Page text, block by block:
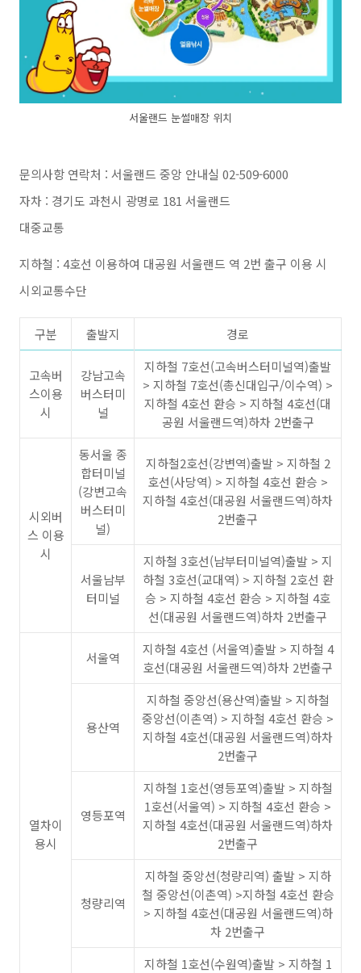
서울랜드 눈썰매장 위치
문의사항 연락처 : 서울랜드 중앙 안내실 02-509-6000
자차 : 경기도 과천시 광명로 181 서울랜드
대중교통
지하철 : 4호선 이용하여 대공원 서울랜드 역 2번 출구 이용 시
시외교통수단
구분 출발지 경로
고속버
스이용
시
강남고속
버스터미
널
지하철 7호선(고속버스터미널역)출발
> 지하철 7호선(총신대입구/이수역) >
지하철 4호선 환승 > 지하철 4호선(대
공원 서울랜드역)하차 2번출구
시외버
스 이용
시
동서울 종
합터미널
(강변고속
버스터미
널)
지하철2호선(강변역)출발 > 지하철 2
호선(사당역) > 지하철 4호선 환승 >
지하철 4호선(대공원 서울랜드역)하차
2번출구
서울남부
터미널
지하철 3호선(남부터미널역)출발 > 지
하철 3호선(교대역) > 지하철 2호선 환
승 > 지하철 4호선 환승 > 지하철 4호
선(대공원 서울랜드역)하차 2번출구
열차이
용시
서울역
지하철 4호선 (서울역)출발 > 지하철 4
호선(대공원 서울랜드역)하차 2번출구
용산역
지하철 중앙선(용산역)출발 > 지하철
중앙선(이촌역) > 지하철 4호선 환승 >
지하철 4호선(대공원 서울랜드역)하차
2번출구
영등포역
지하철 1호선(영등포역)출발 > 지하철
1호선(서울역) > 지하철 4호선 환승 >
지하철 4호선(대공원 서울랜드역)하차
2번출구
청량리역
지하철 중앙선(청량리역) 출발 > 지하
철 중앙선(이촌역) >지하철 4호선 환승
> 지하철 4호선(대공원 서울랜드역)하
차 2번출구
지하철 1호선(수원역)출발 > 지하철 1